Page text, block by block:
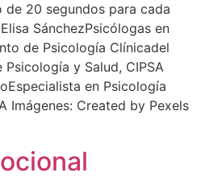
de 20 segundos para cada
SánchezPsicólogas en
de Psicología Clínicadel
y Salud, CIPSA
en Psicología
Imágenes: Created by Pexels